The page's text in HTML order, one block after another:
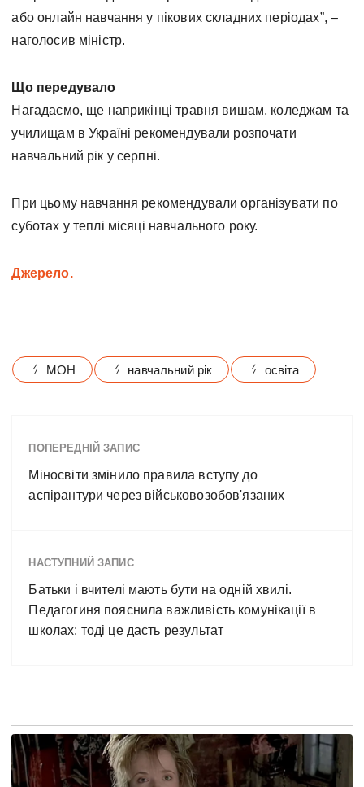
або онлайн навчання у пікових складних періодах”, –
наголосив міністр.
Що передувало
Нагадаємо, ще наприкінці травня вишам, коледжам та
училищам в Україні рекомендували розпочати
навчальний рік у серпні.
При цьому навчання рекомендували організувати по
суботах у теплі місяці навчального року.
Джерело.
МОН навчальний рік освіта
ПОПЕРЕДНІЙ ЗАПИС
Міносвіти змінило правила вступу до
аспірантури через військовозобов'язаних
НАСТУПНИЙ ЗАПИС
Батьки і вчителі мають бути на одній хвилі.
Педагогиня пояснила важливість комунікації в
школах: тоді це дасть результат